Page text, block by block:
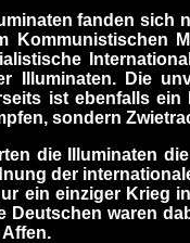
fanden sich
Kommunistischen
Illuminaten. Die
ist ebenfalls
sondern
die Illuminaten
der
ein einziger Krieg
Deutschen waren